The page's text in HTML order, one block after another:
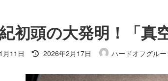
初頭の大発明！「真
月11日
最
2026年2月17日 ハードオフグル